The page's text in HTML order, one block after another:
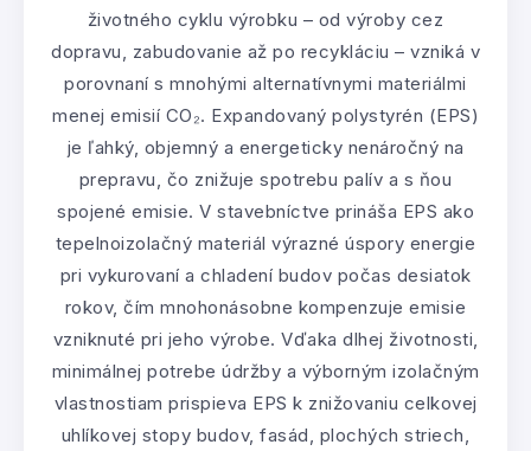
životného cyklu výrobku – od výroby cez
dopravu, zabudovanie až po recykláciu – vzniká v
porovnaní s mnohými alternatívnymi materiálmi
menej emisií CO₂. Expandovaný polystyrén (EPS)
je ľahký, objemný a energeticky nenáročný na
prepravu, čo znižuje spotrebu palív a s ňou
spojené emisie. V stavebníctve prináša EPS ako
tepelnoizolačný materiál výrazné úspory energie
pri vykurovaní a chladení budov počas desiatok
rokov, čím mnohonásobne kompenzuje emisie
vzniknuté pri jeho výrobe. Vďaka dlhej životnosti,
minimálnej potrebe údržby a výborným izolačným
vlastnostiam prispieva EPS k znižovaniu celkovej
uhlíkovej stopy budov, fasád, plochých striech,